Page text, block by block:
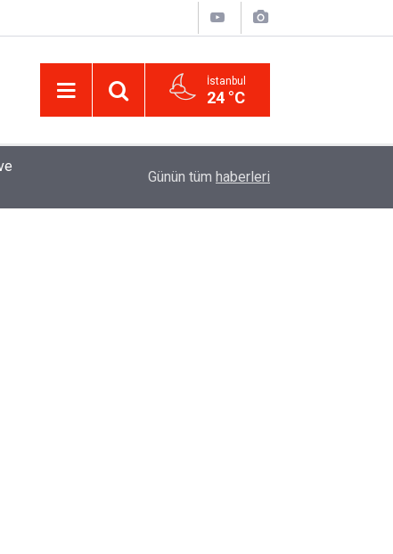
İstanbul
24 °C
Uzadı, Ödeme Kuralları Değişti
Günün tüm haberleri